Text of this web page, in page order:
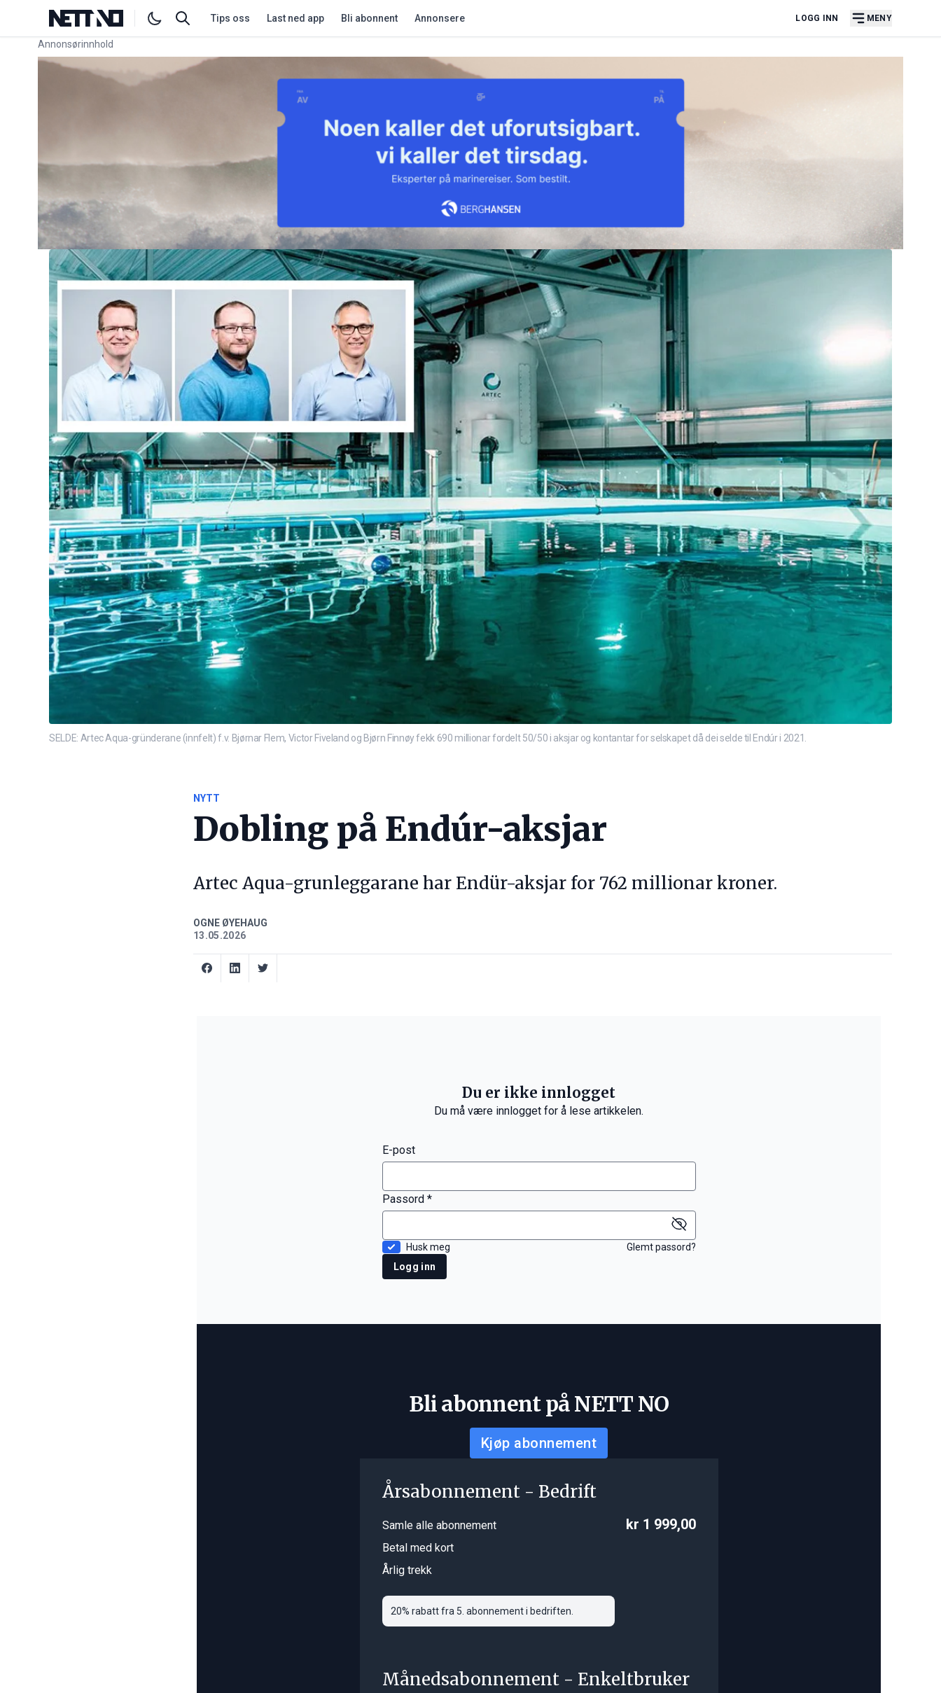
Tips oss Last ned app Bli abonnent Annonsere LOGG INN MENY
Annonsørinnhold
Link for annonse
SELDE: Artec Aqua-gründerane (innfelt) f.v. Bjørnar Flem, Victor Fiveland og Bjørn Finnøy fekk 690 millionar fordelt 50/50 i aksjar og kontantar for selskapet då dei selde til Endúr i 2021.
NYTT
Dobling på Endúr-aksjar
Artec Aqua-grunleggarane har Endür-aksjar for 762 millionar kroner.
OGNE ØYEHAUG
13.05.2026
Du er ikke innlogget
Du må være innlogget for å lese artikkelen.
E-post
Passord *
Husk meg
Glemt passord?
Logg inn
Bli abonnent på NETT NO
Kjøp abonnement
Årsabonnement - Bedrift
Samle alle abonnement
Betal med kort
Årlig trekk
20% rabatt fra 5. abonnement i bedriften.
kr 1 999,00
Månedsabonnement - Enkeltbruker